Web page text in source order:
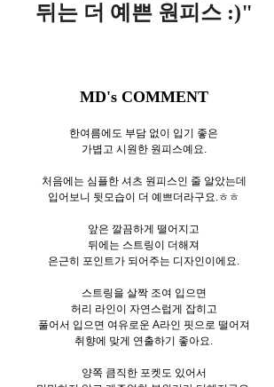
뒤는 더 예쁜 원피스 :)"
MD's COMMENT
한여름에도 부담 없이 입기 좋은
가볍고 시원한 원피스예요.
처음에는 심플한 셔츠 원피스인 줄 알았는데
입어보니 뒷모습이 더 예쁘더라구요.ㅎㅎ
앞은 깔끔하게 떨어지고
뒤에는 스트링이 더해져
은근히 포인트가 되어주는 디자인이에요.
스트링을 살짝 조여 입으면
허리 라인이 자연스럽게 잡히고
풀어서 입으면 여유로운 A라인 핏으로 떨어져
취향에 맞게 연출하기 좋아요.
양쪽 큼직한 포켓도 있어서